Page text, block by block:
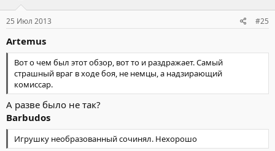
25 Июл 2013 #25
Artemus
Вот о чем был этот обзор, вот то и раздражает. Самый
страшный враг в ходе боя, не немцы, а надзирающий
комиссар.
А разве было не так?
Barbudos
Игрушку необразованный сочинял. Нехорошо